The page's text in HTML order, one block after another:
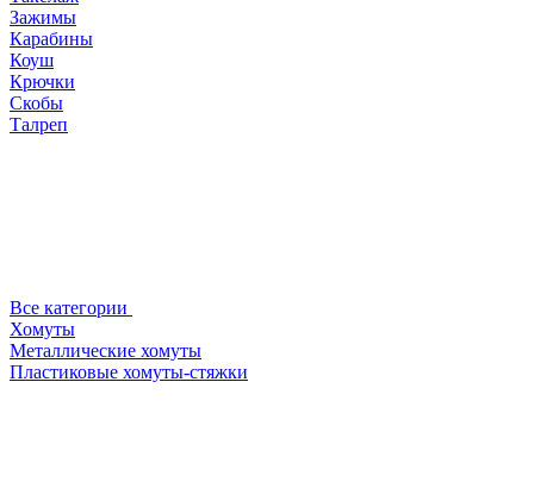
Зажимы
Карабины
Коуш
Крючки
Скобы
Талреп
Все категории
Хомуты
Металлические хомуты
Пластиковые хомуты-стяжки